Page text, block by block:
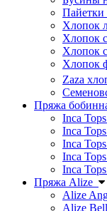
Пайетки
Хлопок
Хлопок
Хлопок
Хлопок
Zaza
Пряжа
Inca
Inca
Inca
Inca
Inca
Пряжа Alize
Alize
Alize